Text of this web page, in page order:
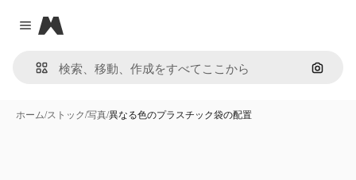
Close menu
Magnific
画像で
ホーム/ストック/写真/異なる色のプラスチック袋の配置